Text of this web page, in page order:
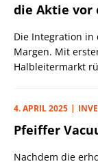
die Aktie vor
Die Integration in
Margen. Mit
Halbleitermarkt
4. APRIL 2025
Pfeiffer
Nachdem die